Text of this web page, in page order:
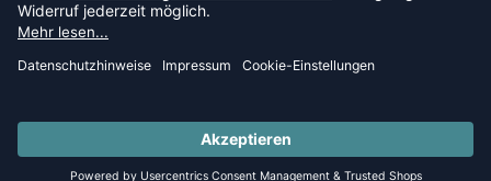
LAST PIECES: Bekleidung - Spare bis zu 65%